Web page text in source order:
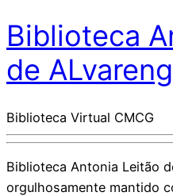
Biblioteca
de
Biblioteca Virtual CMCG
Biblioteca Antonia Leitão
orgulhosamente mantido